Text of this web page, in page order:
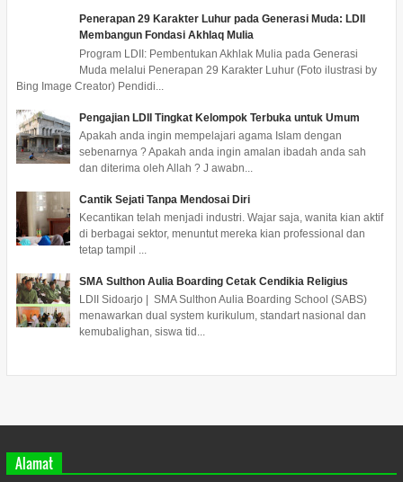
Penerapan 29 Karakter Luhur pada Generasi Muda: LDII
Membangun Fondasi Akhlaq Mulia
Program LDII: Pembentukan Akhlak Mulia pada Generasi
Muda melalui Penerapan 29 Karakter Luhur (Foto ilustrasi by
Bing Image Creator) Pendidi...
Pengajian LDII Tingkat Kelompok Terbuka untuk Umum
Apakah anda ingin mempelajari agama Islam dengan
sebenarnya ? Apakah anda ingin amalan ibadah anda sah
dan diterima oleh Allah ? J awabn...
Cantik Sejati Tanpa Mendosai Diri
Kecantikan telah menjadi industri. Wajar saja, wanita kian aktif
di berbagai sektor, menuntut mereka kian professional dan
tetap tampil ...
SMA Sulthon Aulia Boarding Cetak Cendikia Religius
LDII Sidoarjo | SMA Sulthon Aulia Boarding School (SABS)
menawarkan dual system kurikulum, standart nasional dan
kemubalighan, siswa tid...
Alamat